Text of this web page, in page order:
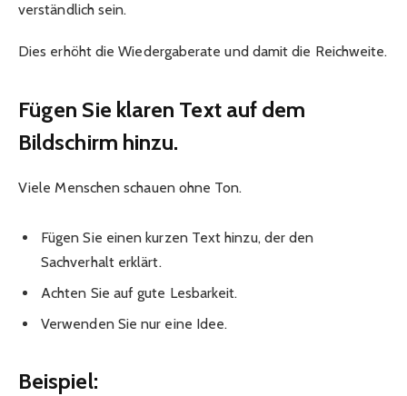
verständlich sein.
Dies erhöht die Wiedergaberate und damit die Reichweite.
Fügen Sie klaren Text auf dem
Bildschirm hinzu.
Viele Menschen schauen ohne Ton.
Fügen Sie einen kurzen Text hinzu, der den
Sachverhalt erklärt.
Achten Sie auf gute Lesbarkeit.
Verwenden Sie nur eine Idee.
Beispiel: